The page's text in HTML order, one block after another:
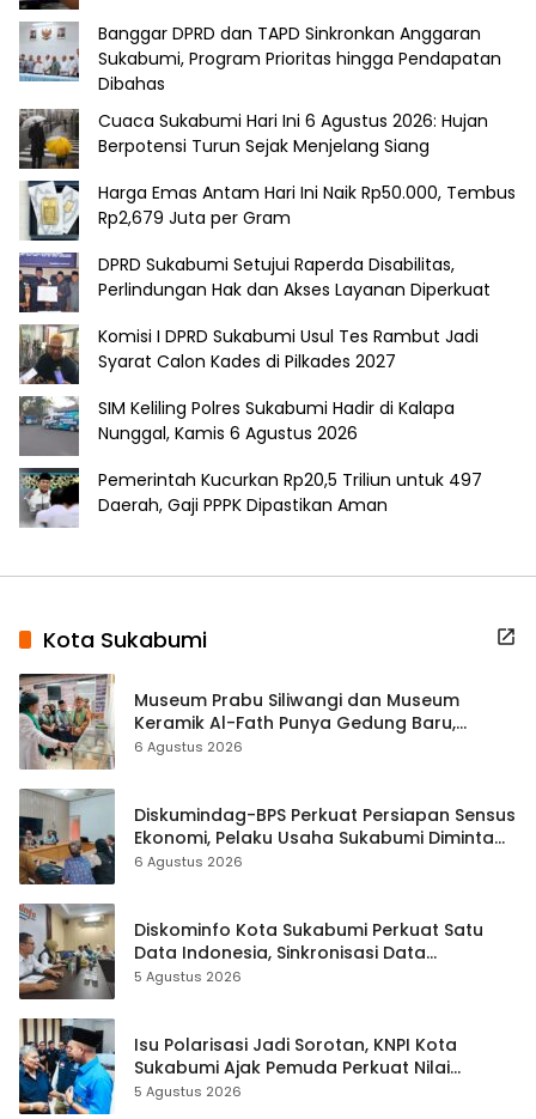
Banggar DPRD dan TAPD Sinkronkan Anggaran
Sukabumi, Program Prioritas hingga Pendapatan
Dibahas
Cuaca Sukabumi Hari Ini 6 Agustus 2026: Hujan
Berpotensi Turun Sejak Menjelang Siang
Harga Emas Antam Hari Ini Naik Rp50.000, Tembus
Rp2,679 Juta per Gram
DPRD Sukabumi Setujui Raperda Disabilitas,
Perlindungan Hak dan Akses Layanan Diperkuat
Komisi I DPRD Sukabumi Usul Tes Rambut Jadi
Syarat Calon Kades di Pilkades 2027
SIM Keliling Polres Sukabumi Hadir di Kalapa
Nunggal, Kamis 6 Agustus 2026
Pemerintah Kucurkan Rp20,5 Triliun untuk 497
Daerah, Gaji PPPK Dipastikan Aman
Kota Sukabumi
Museum Prabu Siliwangi dan Museum
Keramik Al-Fath Punya Gedung Baru,
Hampir 500 Koleksi Dipisahkan
6 Agustus 2026
Diskumindag-BPS Perkuat Persiapan Sensus
Ekonomi, Pelaku Usaha Sukabumi Diminta
Terbuka Beri Data
6 Agustus 2026
Diskominfo Kota Sukabumi Perkuat Satu
Data Indonesia, Sinkronisasi Data
Kewilayahan Dikebut
5 Agustus 2026
Isu Polarisasi Jadi Sorotan, KNPI Kota
Sukabumi Ajak Pemuda Perkuat Nilai
Kebangsaan
5 Agustus 2026